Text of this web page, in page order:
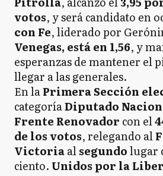
votos, y será candidato en
con Fe, liderado por
Venegas, está en 1,56, y
esperanzas de mantener el
llegar a las generales.
En laPrimera Sección
categoríaDiputado
Frente Renovador con el
de los votos, relegando al
Victoriaalsegundolugar
ciento. Unidos por la